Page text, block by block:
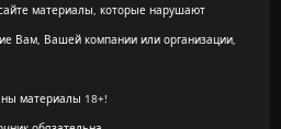
материалы, которые нарушают
Вам, Вашей компании или организации,
материалы 18+!